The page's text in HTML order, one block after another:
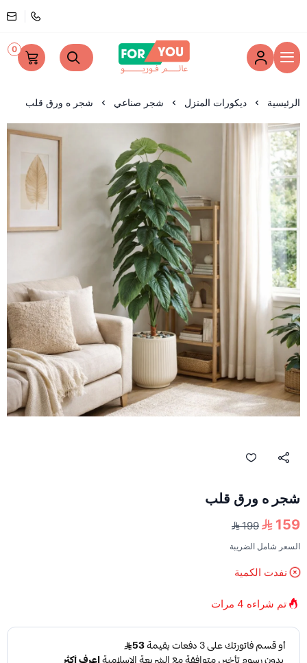
عالم فوريو
0
الرئيسية ديكورات المنزل شجر صناعي شجر ه ورق قلب
شجر ه ورق قلب
159
199
السعر شامل الضريبة
نفدت الكمية
تم شراءه 4 مرات